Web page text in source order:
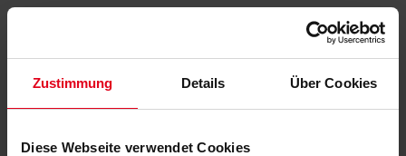
Zustimmung Details Über Cookies
Diese Webseite verwendet Cookies